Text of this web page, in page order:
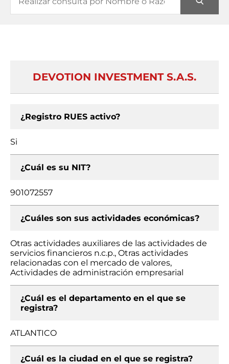
DEVOTION INVESTMENT S.A.S.
¿Registro RUES activo?
Si
¿Cuál es su NIT?
901072557
¿Cuáles son sus actividades económicas?
Otras actividades auxiliares de las actividades de
servicios financieros n.c.p., Otras actividades
relacionadas con el mercado de valores,
Actividades de administración empresarial
¿Cuál es el departamento en el que se
registra?
ATLANTICO
¿Cuál es la ciudad en el que se registra?